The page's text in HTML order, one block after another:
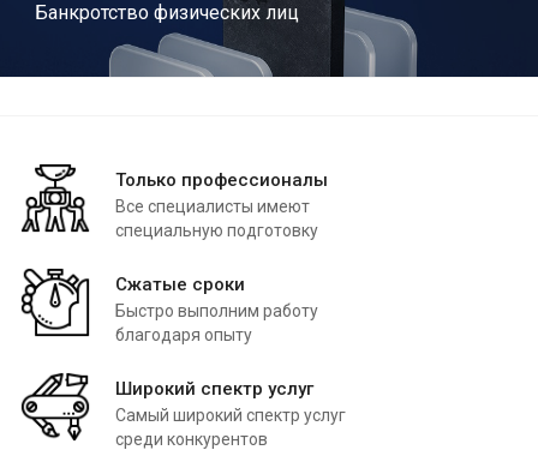
Банкротство физических лиц
Только профессионалы
Все специалисты имеют
специальную подготовку
Сжатые сроки
Быстро выполним работу
благодаря опыту
Широкий спектр услуг
Самый широкий спектр услуг
среди конкурентов